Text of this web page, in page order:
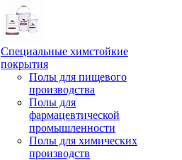
Специальные химстойкие
покрытия
Полы для пищевого
производства
Полы для
фармацевтической
промышленности
Полы для химических
производств